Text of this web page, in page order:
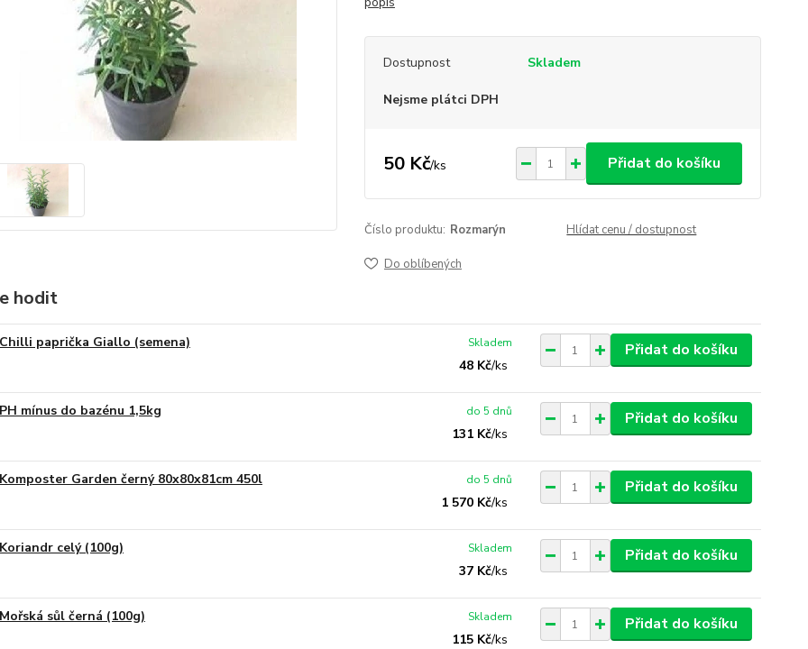
Dostupnost Skladem
Nejsme plátci DPH
50 Kč/ks Přidat do košíku
Číslo produktu: Rozmarýn Hlídat cenu / dostupnost
Do oblíbených
hodit
paprička Giallo (semena)
48 Kč/ks
Skladem Přidat do košíku
mínus do bazénu 1,5kg
131 Kč/ks
do 5 dnů Přidat do košíku
Garden černý 80x80x81cm 450l
1 570 Kč/ks
do 5 dnů Přidat do košíku
celý (100g)
37 Kč/ks
Skladem Přidat do košíku
sůl černá (100g)
115 Kč/ks
Skladem Přidat do košíku